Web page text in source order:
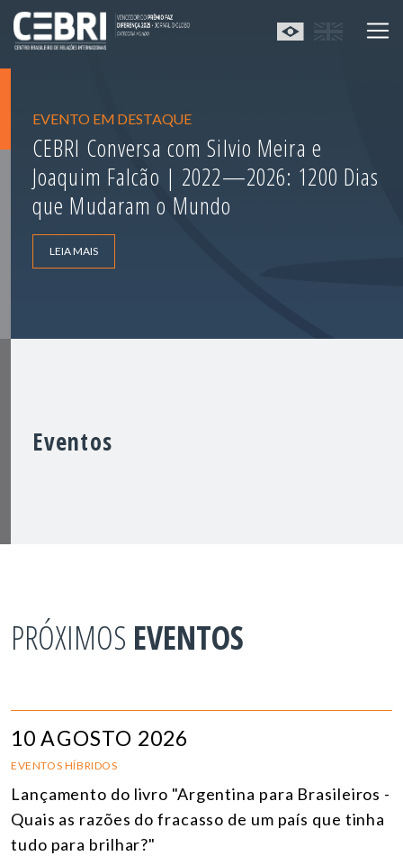
EVENTO EM DESTAQUE
CEBRI Conversa com Silvio Meira e
Joaquim Falcão | 2022—2026: 1200 Dias
que Mudaram o Mundo
LEIA MAIS
Eventos
PRÓXIMOS EVENTOS
10 AGOSTO 2026
EVENTOS HÍBRIDOS
Lançamento do livro "Argentina para Brasileiros -
Quais as razões do fracasso de um país que tinha
tudo para brilhar?"